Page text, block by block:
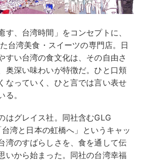
す、台湾時間」をコンセプトに、
台湾美食・スイーツの専門店。日
すい台湾の食文化は、その自由さ
奥深い味わいが特徴だ。ひと口頬
なっていく、ひと言では言い表せ
。
はグレイス社。同社含むGLG
湾と日本の虹橋へ」というキャッ
湾のすばらしさを、食を通して伝
いから始まった。同社の台湾幸福